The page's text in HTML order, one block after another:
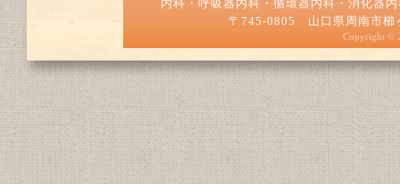
内科・呼吸器内科・循環器内科・消化器
〒745-0805 山口県周南市
Copyright ©